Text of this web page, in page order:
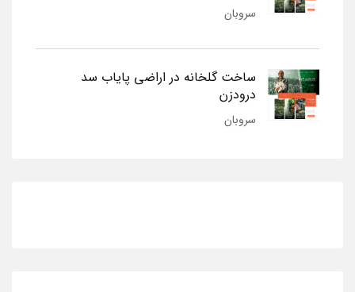
سروبان
ساخت گلخانه در اراضی پایاب سد
درودزن
سروبان